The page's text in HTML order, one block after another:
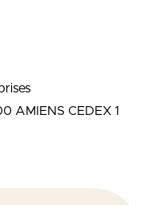
AMIENS CEDEX 1